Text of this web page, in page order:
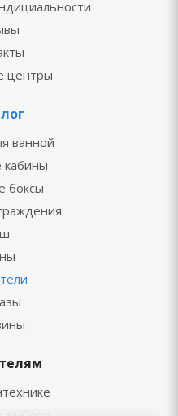
центры
ванной
боксы